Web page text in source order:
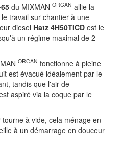
du MIXMAN ORCAN allie la
travail sur chantier à une
diesel Hatz 4H50TICD est le
un régime maximal de 2
ORCAN fonctionne à pleine
est évacué idéalement par le
tandis que l'air de
aspiré via la coque par le
à vide, cela ménage en
à un démarrage en douceur